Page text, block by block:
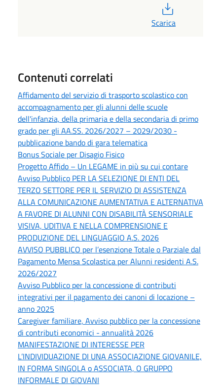
Scarica
Contenuti correlati
Affidamento del servizio di trasporto scolastico con
accompagnamento per gli alunni delle scuole
dell'infanzia, della primaria e della secondaria di primo
grado per gli AA.SS. 2026/2027 – 2029/2030 -
pubblicazione bando di gara telematica
Bonus Sociale per Disagio Fisico
Progetto Affido – Un LEGAME in più su cui contare
Avviso Pubblico PER LA SELEZIONE DI ENTI DEL
TERZO SETTORE PER IL SERVIZIO DI ASSISTENZA
ALLA COMUNICAZIONE AUMENTATIVA E ALTERNATIVA
A FAVORE DI ALUNNI CON DISABILITÀ SENSORIALE
VISIVA, UDITIVA E NELLA COMPRENSIONE E
PRODUZIONE DEL LINGUAGGIO A.S. 2026
AVVISO PUBBLICO per l’esenzione Totale o Parziale dal
Pagamento Mensa Scolastica per Alunni residenti A.S.
2026/2027
Avviso Pubblico per la concessione di contributi
integrativi per il pagamento dei canoni di locazione –
anno 2025
Caregiver familiare, Avviso pubblico per la concessione
di contributi economici - annualità 2026
MANIFESTAZIONE DI INTERESSE PER
L’INDIVIDUAZIONE DI UNA ASSOCIAZIONE GIOVANILE,
IN FORMA SINGOLA o ASSOCIATA, O GRUPPO
INFORMALE DI GIOVANI